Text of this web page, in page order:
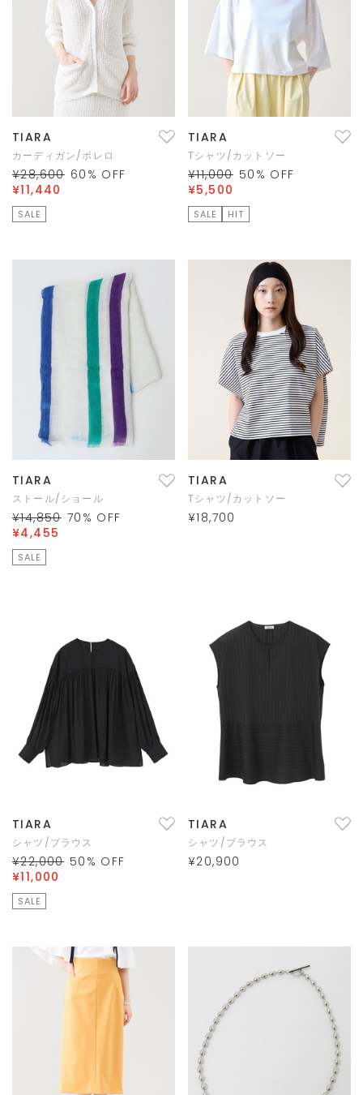
TIARA
カーディガン/ボレロ
¥28,600 60 % OFF
¥11,440
SALE
TIARA
Tシャツ/カットソー
¥11,000 50 % OFF
¥5,500
SALE HIT
TIARA
ストール/ショール
¥14,850 70 % OFF
¥4,455
SALE
TIARA
Tシャツ/カットソー
¥18,700
TIARA
シャツ/ブラウス
¥22,000 50 % OFF
¥11,000
SALE
TIARA
シャツ/ブラウス
¥20,900